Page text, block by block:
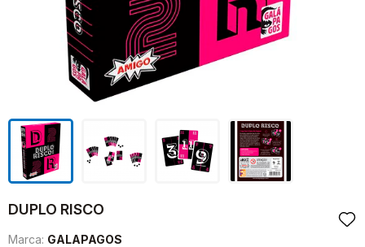
DUPLO RISCO
Marca: GALAPAGOS